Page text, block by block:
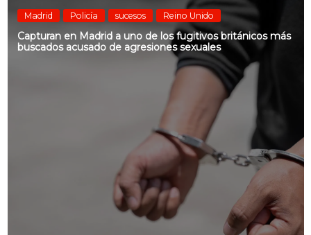
Madrid Policía sucesos Reino Unido
Capturan en Madrid a uno de los fugitivos británicos más
buscados acusado de agresiones sexuales